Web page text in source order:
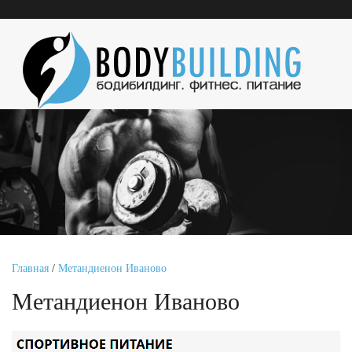
Главная / Метандиенон Иваново
Метандиенон Иваново